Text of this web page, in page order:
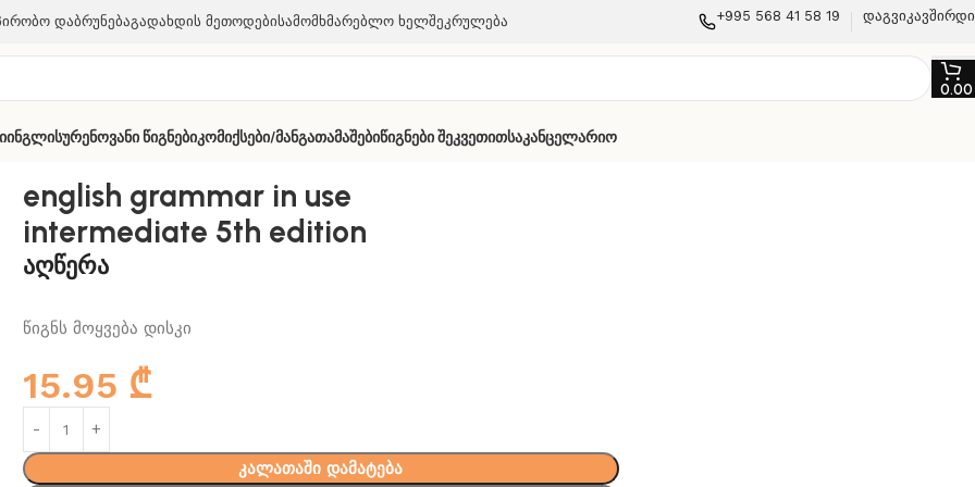
ᲓაბრუნებაᲒადახდის ᲛეთოდებიᲡამომხმარებლო Ხელშეკრულება +995 568 41 58 19
0.00
Ინგლისურენოვანი ᲬიგნებიᲙომიქსები/მანგაᲗამაშებიᲬიგნები ᲨეკვეთითᲡაკანცელარიო
5th edition
english grammar in use
intermediate 5th edition
აღწერა
წიგნს მოყვება დისკი
15.95 ₾
კალათაში დამატება